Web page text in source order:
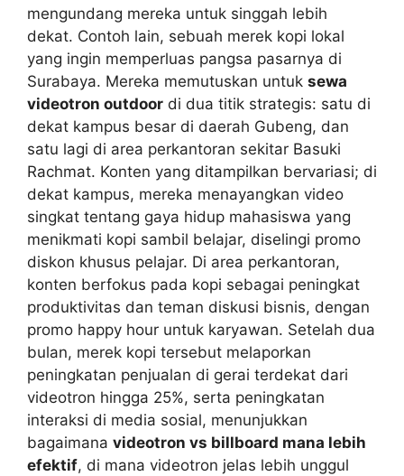
mengundang mereka untuk singgah lebih
dekat. Contoh lain, sebuah merek kopi lokal
yang ingin memperluas pangsa pasarnya di
Surabaya. Mereka memutuskan untuk sewa
videotron outdoor di dua titik strategis: satu di
dekat kampus besar di daerah Gubeng, dan
satu lagi di area perkantoran sekitar Basuki
Rachmat. Konten yang ditampilkan bervariasi; di
dekat kampus, mereka menayangkan video
singkat tentang gaya hidup mahasiswa yang
menikmati kopi sambil belajar, diselingi promo
diskon khusus pelajar. Di area perkantoran,
konten berfokus pada kopi sebagai peningkat
produktivitas dan teman diskusi bisnis, dengan
promo happy hour untuk karyawan. Setelah dua
bulan, merek kopi tersebut melaporkan
peningkatan penjualan di gerai terdekat dari
videotron hingga 25%, serta peningkatan
interaksi di media sosial, menunjukkan
bagaimana videotron vs billboard mana lebih
efektif, di mana videotron jelas lebih unggul